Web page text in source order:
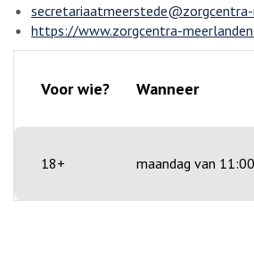
https://www.zorgcentra-
Voor wie? Wanneer
18+ maandag van